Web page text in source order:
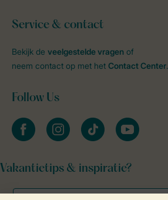
Service & contact
Bekijk de veelgestelde vragen of
neem contact op met het Contact Center.
Follow Us
facebookinstagramtiktok youtube
Vakantietips & inspiratie?